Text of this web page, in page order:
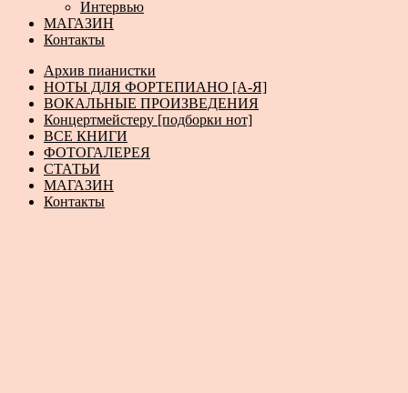
Интервью
МАГАЗИН
Контакты
Архив пианистки
НОТЫ ДЛЯ ФОРТЕПИАНО [А-Я]
ВОКАЛЬНЫЕ ПРОИЗВЕДЕНИЯ
Концертмейстеру [подборки нот]
ВСЕ КНИГИ
ФОТОГАЛЕРЕЯ
СТАТЬИ
МАГАЗИН
Контакты